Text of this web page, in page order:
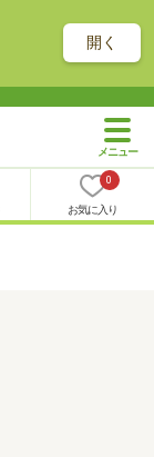
開く
0
お気に入り